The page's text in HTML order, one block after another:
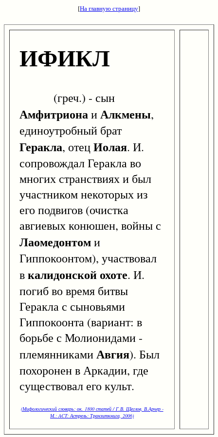
[На главную страницу]
ИФИКЛ
(греч.) - сын
АмфитрионаиАлкмены,
единоутробный брат
Геракла, отецИолая. И.
сопровождал Геракла во
многих странствиях и был
участником некоторых из
его подвигов (очистка
авгиевых конюшен, войны с
Лаомедонтоми
Гиппокоонтом), участвовал
вкалидонской охоте. И.
погиб во время битвы
Геракла с сыновьями
Гиппокоонта (вариант: в
борьбе с Молионидами -
племянникамиАвгия). Был
похоронен в Аркадии, где
существовал его культ.
(Мифологический словарь: ок. 1800 статей / Г.В. Щеглов, В.Арчер -
М.: ACT: Астрель: Транзиткнига, 2006)